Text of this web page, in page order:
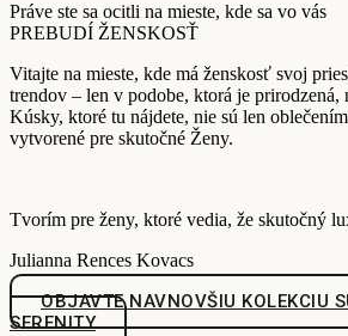
Práve ste sa ocitli na mieste, kde sa vo vás
PREBUDÍ ŽENSKOSŤ
Vitajte na mieste, kde má ženskosť svoj
trendov – len v podobe, ktorá je prirodzená,
Kúsky, ktoré tu nájdete, nie sú len
vytvorené pre skutočné Ženy.
Tvorím pre ženy, ktoré vedia, že skutočný
Julianna Rences Kovacs
OBJAVTE NAVNOVŠIU KOLEKCIU
SERENITY